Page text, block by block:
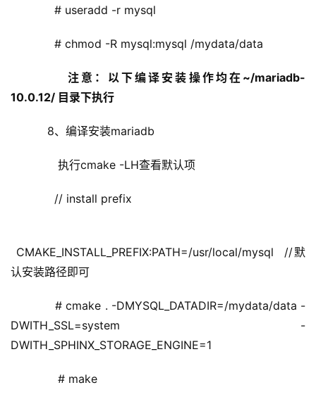
# useradd -r mysql
# chmod -R mysql:mysql /mydata/data
注意：以下编译安装操作均在~/mariadb-
10.0.12/ 目录下执行
8、编译安装mariadb
执行cmake -LH查看默认项
// install prefix
CMAKE_INSTALL_PREFIX:PATH=/usr/local/mysql  //默
认安装路径即可
# cmake . -DMYSQL_DATADIR=/mydata/data -
DWITH_SSL=system -
DWITH_SPHINX_STORAGE_ENGINE=1
# make